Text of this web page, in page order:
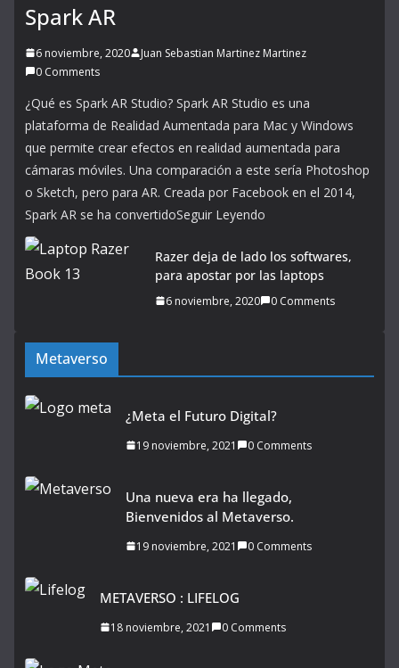
Spark AR
6 noviembre, 2020
Juan Sebastian Martinez Martinez
0 Comments
¿Qué es Spark AR Studio? Spark AR Studio es una
plataforma de Realidad Aumentada para Mac y Windows
que permite crear efectos en realidad aumentada para
cámaras móviles. Una comparación a este sería Photoshop
o Sketch, pero para AR. Creada por Facebook en el 2014,
Spark AR se ha convertidoSeguir Leyendo
Razer deja de lado los softwares,
para apostar por las laptops
6 noviembre, 2020 0 Comments
Metaverso
¿Meta el Futuro Digital?
19 noviembre, 2021 0 Comments
Una nueva era ha llegado,
Bienvenidos al Metaverso.
19 noviembre, 2021 0 Comments
METAVERSO : LIFELOG
18 noviembre, 2021 0 Comments